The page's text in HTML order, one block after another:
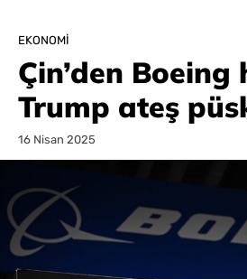
EKONOMI
Çin’den Boeing
Trump ateş
16 Nisan 2025